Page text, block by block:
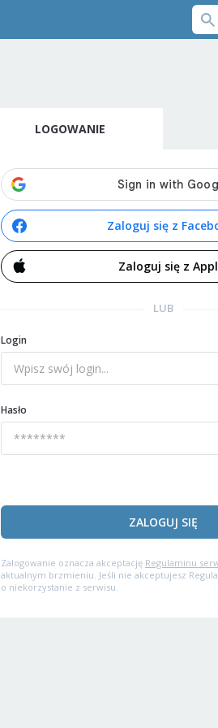
LOGOWANIE
Zaloguj się z
Zaloguj się z
LUB
Login
Hasło
ZALOGUJ SIĘ
Zalogowanie oznacza akceptację Regulaminu
aktualnym brzmieniu. Jeśli nie akceptujesz
o niekorzystanie z serwisu.